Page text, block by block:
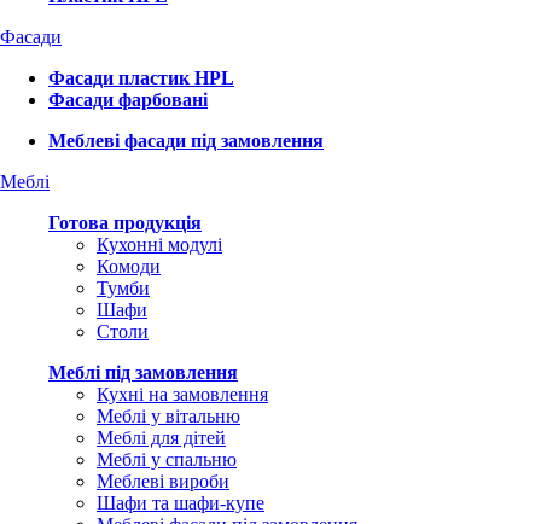
Фасади
Фасади пластик HPL
Фасади фарбовані
Меблеві фасади під замовлення
Меблі
Готова продукція
Кухонні модулі
Комоди
Тумби
Шафи
Столи
Меблі під замовлення
Кухні на замовлення
Меблі у вітальню
Меблі для дітей
Меблі у спальню
Меблеві вироби
Шафи та шафи-купе